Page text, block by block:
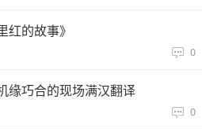
的故事》
0
缘巧合的现场满汉翻译
0